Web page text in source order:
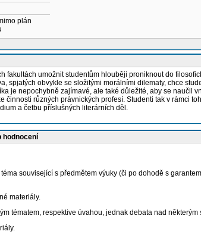
plán
fakultách umožnit studentům hlouběji proniknout do
spjatých obvykle se složitými morálními dilematy, chce
je nepochybně zajímavé, ale také důležité, aby se naučil
různých právnických profesí. Studenti tak v rámci
a četbu příslušných literárních děl.
hodnocení
související s předmětem výuky (či po dohodě s
materiály.
respektive úvahou, jednak debata nad některým